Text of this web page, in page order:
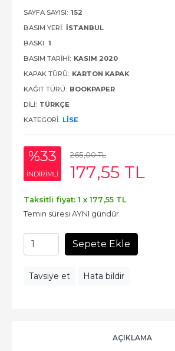
SAYFA SAYISI: 152
BASIM YERI: İSTANBUL
BASKI: 1
BASIM TARIHI: KASIM 2020
KAPAK TÜRÜ: KARTON KAPAK
KAĞIT TÜRÜ: BOOKPAPER
DILI: TÜRKÇE
KATEGORI: LISE
%33
INDIRIMLI
265,00TL
177,55 TL
Taksitli fiyat: 1 x 177 ,55 TL
Temin süresi AYNI gündür.
Sepete Ekle
Tavsiye et Hata bildir
AÇIKLAMA